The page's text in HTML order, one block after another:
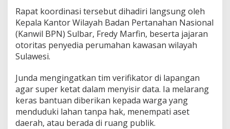
L
a
h
n
r
g
M
i
s
Rapat koordinasi tersebut dihadiri langsung oleh
Kepala Kantor Wilayah Badan Pertanahan Nasional
(Kanwil BPN) Sulbar, Fredy Marfin, beserta jajaran
otoritas penyedia perumahan kawasan wilayah
Sulawesi.
Junda mengingatkan tim verifikator di lapangan
agar super ketat dalam menyisir data. Ia melarang
keras bantuan diberikan kepada warga yang
menduduki lahan tanpa hak, menempati aset
daerah, atau berada di ruang publik.